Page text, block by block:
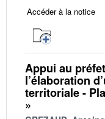
Accéder à la notice
Appui au
l’élaboration
territoriale -
»